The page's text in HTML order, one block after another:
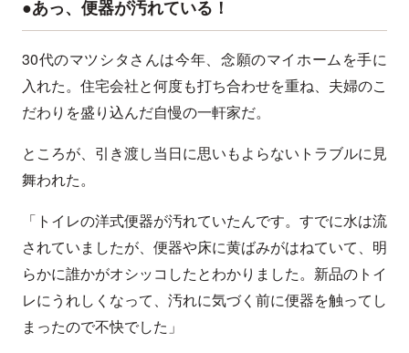
●あっ、便器が汚れている！
30代のマツシタさんは今年、念願のマイホームを手に
入れた。住宅会社と何度も打ち合わせを重ね、夫婦のこ
だわりを盛り込んだ自慢の一軒家だ。
ところが、引き渡し当日に思いもよらないトラブルに見
舞われた。
「トイレの洋式便器が汚れていたんです。すでに水は流
されていましたが、便器や床に黄ばみがはねていて、明
らかに誰かがオシッコしたとわかりました。新品のトイ
レにうれしくなって、汚れに気づく前に便器を触ってし
まったので不快でした」